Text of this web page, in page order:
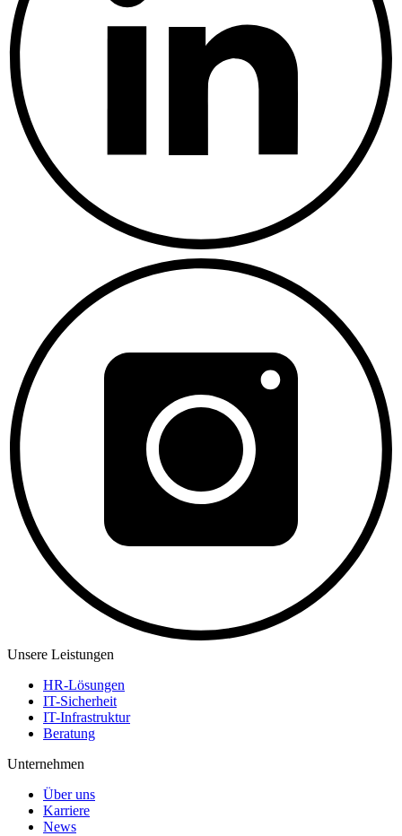
Unsere Leistungen
HR-Lösungen
IT-Sicherheit
IT-Infrastruktur
Beratung
Unternehmen
Über uns
Karriere
News